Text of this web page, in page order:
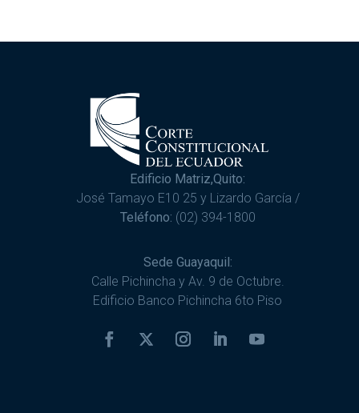
Edificio Matriz,Quito:
José Tamayo E10 25 y Lizardo García /
Teléfono: (02) 394-1800
Sede Guayaquil:
Calle Pichincha y Av. 9 de Octubre.
Edificio Banco Pichincha 6to Piso